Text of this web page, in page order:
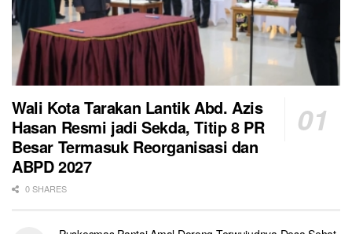
Wali Kota Tarakan Lantik Abd. Azis
Hasan Resmi jadi Sekda, Titip 8 PR
Besar Termasuk Reorganisasi dan
ABPD 2027
0 SHARES